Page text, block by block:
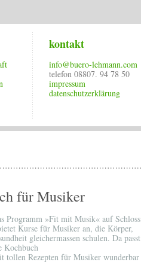
kontakt
info@buero-lehmann.com
telefon 08807. 94 78 50
impressum
datenschutzerklärung
für Musiker
Programm »Fit mit Musik« auf Schloss
Kurse für Musiker an, die Körper,
gleichermassen schulen. Da passt
Kochbuch
tollen Rezepten für Musiker wunderbar